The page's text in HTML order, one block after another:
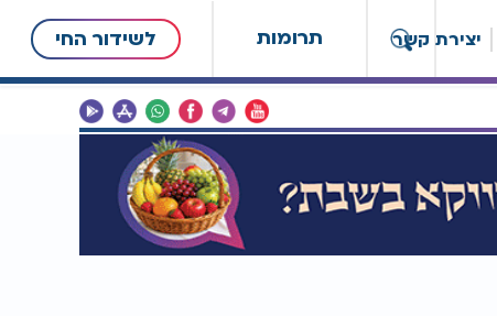
תרומות לשידור החי יצירת קשר